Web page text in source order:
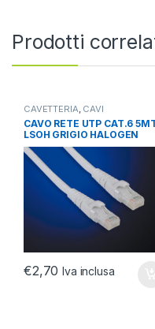
Prodotti
CAVETTERIA, CAVI
NETWORKING,CAVI RETE
PATCH CAT 6
CAVO RETE UTP CAT.6
LSOH GRIGIO HALOGEN
FREE NO SCHERMATO
€2,70 Iva inclusa